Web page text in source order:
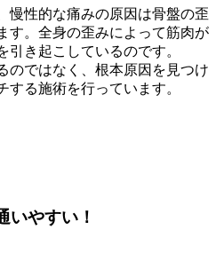
慢性的な痛みの原因は骨盤の歪
す。全身の歪みによって筋肉が
引き起こしているのです。
のではなく、根本原因を見つけ
る施術を行っています。
いやすい！